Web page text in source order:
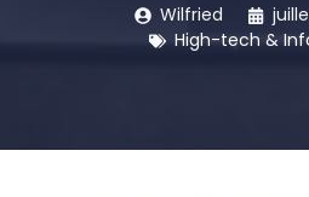
Wilfried
High-tech &